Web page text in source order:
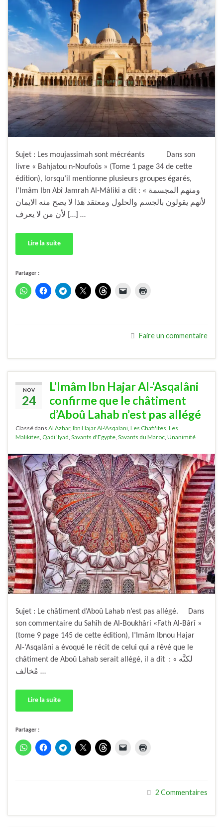
Sujet : Les moujassimah sont mécréants Dans son
livre « Bahjatou n-Noufoûs » (Tome 1 page 34 de cette
édition), lorsqu’il mentionne plusieurs groupes égarés,
l’Imâm Ibn Abî Jamrah Al-Mâliki a dit : « ومنهم المجسمة
لأنهم يقولون بالجسم والحلول ومعتقد هذا لا يصح منه الايمان
[…] لأن من لا يعرف …
Lire la suite
Partager :
Faire un commentaire
NOV
24
L’Imâm Ibn Hajar Al-‘Asqalâni
confirme que le châtiment
d’Aboû Lahab n’est pas allégé
Classé dans Al Azhar, Ibn Hajar Al-'Asqalani Les Chafi'ites Les
Malikites Qadi 'Iyad Savants d'Egypte Savants du Maroc Unanimité
Sujet : Le châtiment d’Aboû Lahab n’est pas allégé. Dans
son commentaire du Sahîh de Al-Boukhâri «Fath Al-Bârî »
(tome 9 page 145 de cette édition), l’Imâm Ibnou Hajar
Al-‘Asqalâni a évoqué le récit de celui qui a rêvé que le
châtiment de Aboû Lahab serait allégé, il a dit : « لكنَّه
مُخالف …
Lire la suite
Partager :
2 Commentaires